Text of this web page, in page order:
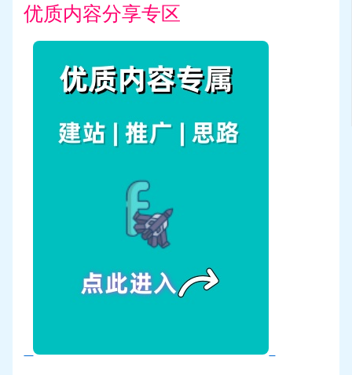
优质内容分享专区